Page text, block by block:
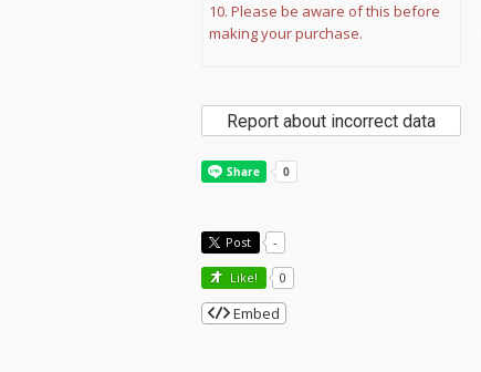
10. Please be aware of this before
making your purchase.
Report about incorrect data
Post -
Like! 0
Embed